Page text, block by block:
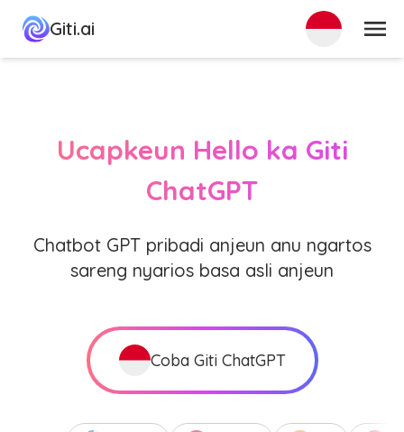
Giti.ai ménu
Ucapkeun Hello ka Giti
ChatGPT
Chatbot GPT pribadi anjeun anu ngartos
sareng nyarios basa asli anjeun
Coba Giti ChatGPT